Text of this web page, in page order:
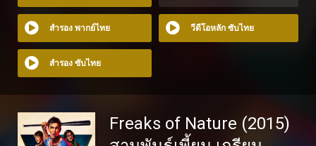
สำรอง พากย์ไทย วีดีโอหลัก ซับไทย
สำรอง ซับไทย
Freaks of Nature (2015)